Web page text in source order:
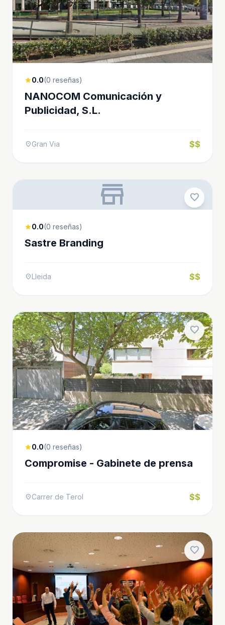
star0.0(0 reseñas)
NANOCOM Comunicación y
Publicidad, S.L.
location_onGran Via $$
favorite
store
star0.0(0 reseñas)
Sastre Branding
location_onLleida $$
favorite
star0.0(0 reseñas)
Compromise - Gabinete de prensa
location_onCarrer de Terol $$
favorite